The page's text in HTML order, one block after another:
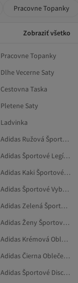
Pracovne Topanky
Zobraziť všetko
Pracovne Topanky
Dlhe Vecerne Saty
Cestovna Taska
Pletene Saty
Ladvinka
Adidas Ružová Športové Legíny
Adidas Športové Legíny
Adidas Kaki Športové Oblečenie
Adidas Športové Vybavenie
Adidas Zelená Športové Oblečenie
Adidas Ženy Športové Oblečenie
Adidas Krémová Oblečenie
Adidas Čierna Oblečenie
Adidas Športové Disciplíny